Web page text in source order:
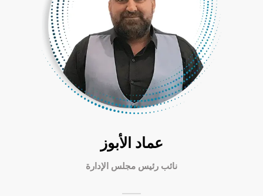
عماد الأبوز
نائب رئيس مجلس الإدارة